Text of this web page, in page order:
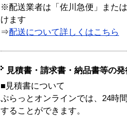
※配送業者は「佐川急便」また
けます
⇒配送について詳しくはこちら
見積書・請求書・納品書等の
■見積書について
ぷらっとオンラインでは、24時
することができます。